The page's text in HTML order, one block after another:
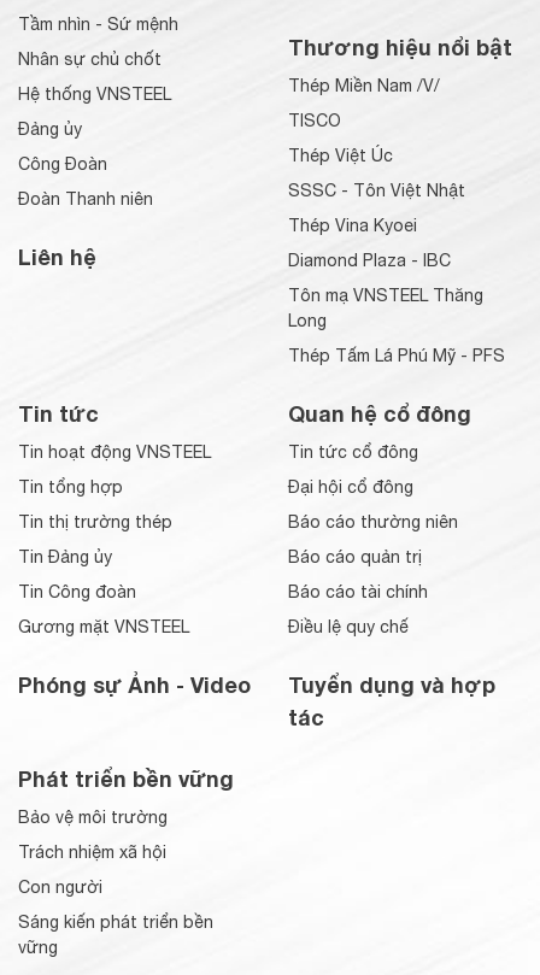
Tầm nhìn - Sứ mệnh
Nhân sự chủ chốt
Hệ thống VNSTEEL
Đảng ủy
Công Đoàn
Đoàn Thanh niên
Liên hệ
Thương hiệu nổi bật
Thép Miền Nam /V/
TISCO
Thép Việt Úc
SSSC - Tôn Việt Nhật
Thép Vina Kyoei
Diamond Plaza - IBC
Tôn mạ VNSTEEL Thăng
Long
Thép Tấm Lá Phú Mỹ - PFS
Tin tức
Tin hoạt động VNSTEEL
Tin tổng hợp
Tin thị trường thép
Tin Đảng ủy
Tin Công đoàn
Gương mặt VNSTEEL
Phóng sự Ảnh - Video
Quan hệ cổ đông
Tin tức cổ đông
Đại hội cổ đông
Báo cáo thường niên
Báo cáo quản trị
Báo cáo tài chính
Điều lệ quy chế
Tuyển dụng và hợp
tác
Phát triển bền vững
Bảo vệ môi trường
Trách nhiệm xã hội
Con người
Sáng kiến phát triển bền
vững